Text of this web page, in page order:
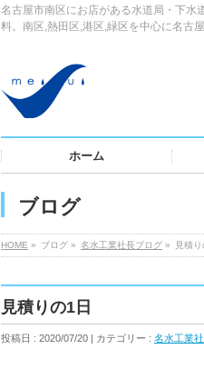
名古屋市南区にお店がある水道局・下
料。南区,熱田区,港区,緑区を中心に名古
ホーム
ブログ
HOME » ブログ » 名水工業社長ブログ » 見積り
見積りの1日
投稿日 : 2020/07/20 | カテゴリー : 名水工業